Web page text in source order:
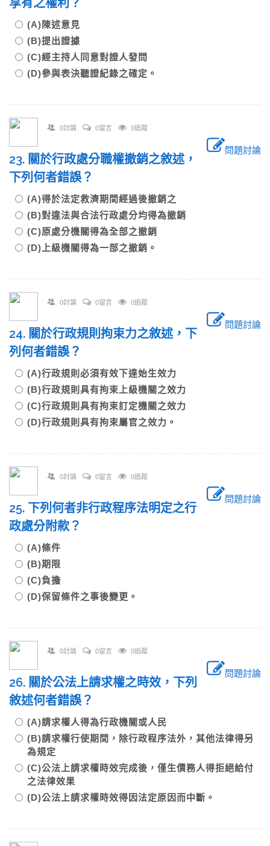
享有之權利？
(A)陳述意見
(B)提出證據
(C)經主持人同意對證人發問
(D)參與表決聽證紀錄之確定。
0討論 0留言 0追蹤
問題討論
23. 關於行政處分職權撤銷之敘述，
下列何者錯誤？
(A)得於法定救濟期間經過後撤銷之
(B)對違法與合法行政處分均得為撤銷
(C)原處分機關得為全部之撤銷
(D)上級機關得為一部之撤銷。
0討論 0留言 0追蹤
問題討論
24. 關於行政規則拘束力之敘述，下
列何者錯誤？
(A)行政規則必須有效下達始生效力
(B)行政規則具有拘束上級機關之效力
(C)行政規則具有拘束訂定機關之效力
(D)行政規則具有拘束屬官之效力。
0討論 0留言 0追蹤
問題討論
25. 下列何者非行政程序法明定之行
政處分附款？
(A)條件
(B)期限
(C)負擔
(D)保留條件之事後變更。
0討論 0留言 0追蹤
問題討論
26. 關於公法上請求權之時效，下列
敘述何者錯誤？
(A)請求權人得為行政機關或人民
(B)請求權行使期間，除行政程序法外，其他法律得另
為規定
(C)公法上請求權時效完成後，僅生債務人得拒絕給付
之法律效果
(D)公法上請求權時效得因法定原因而中斷。